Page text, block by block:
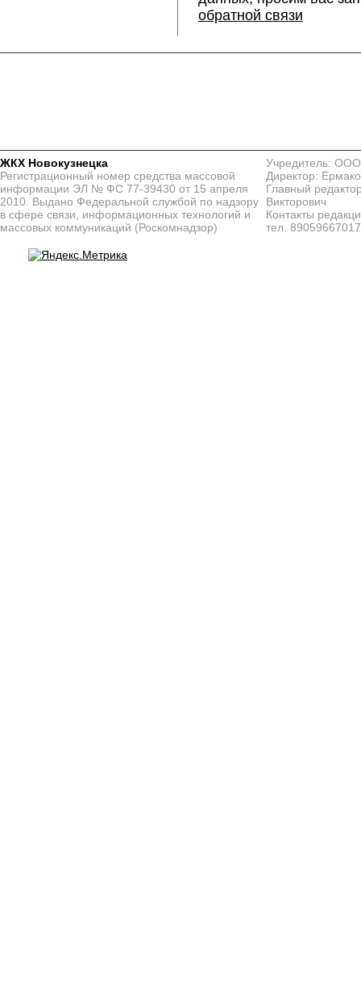
обратной связи
ЖКХ Новокузнецка
Регистрационный номер средства массовой
информации ЭЛ № ФС 77-39430 от 15 апреля
2010. Выдано Федеральной службой по надзору
в сфере связи, информационных технологий и
массовых коммуникаций (Роскомнадзор)
Учредитель:
Директор:
Главный
Викторович
Контакты
тел. 89059667017